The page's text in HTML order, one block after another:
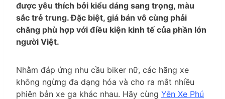
được yêu thích bởi kiểu dáng sang trọng, màu
sắc trẻ trung. Đặc biệt, giá bán vô cùng phải
chăng phù hợp với điều kiện kinh tế của phần lớn
người Việt.
Nhằm đáp ứng nhu cầu biker nữ, các hãng xe
không ngừng đa dạng hóa và cho ra mắt nhiều
phiên bản xe ga khác nhau. Hãy cùng Yên Xe Phú